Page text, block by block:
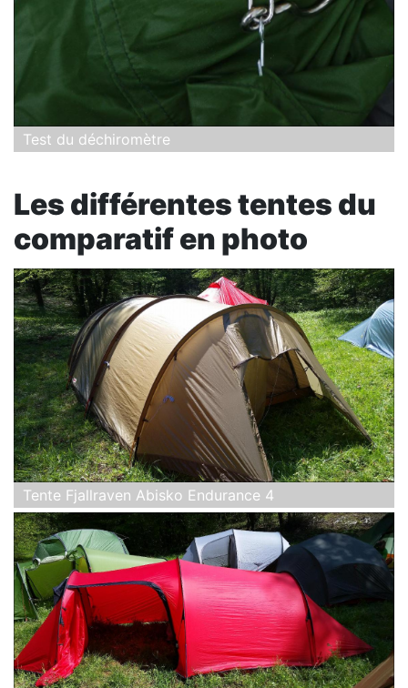
Test du déchiromètre
Les différentes tentes du
comparatif en photo
Tente Fjallraven Abisko Endurance 4